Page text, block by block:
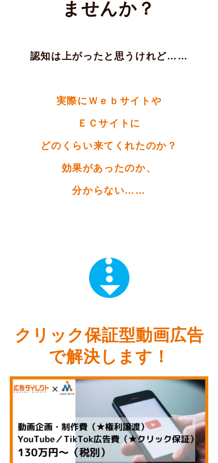
ませんか？
認知は上がったと思うけれど……
実際にＷｅｂサイトや
ＥＣサイトに
どのくらい来てくれたのか？
効果があったのか、
分からない……
クリック保証型動画広告
で解決します！